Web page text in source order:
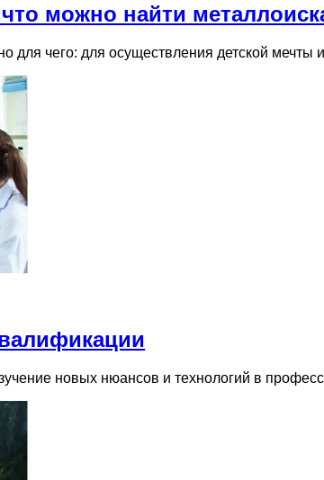
можно найти
для чего: для осуществления детской мечты
новых нюансов и технологий в